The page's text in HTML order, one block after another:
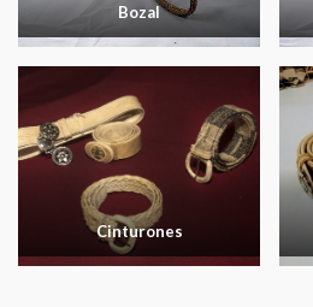
Bozal
Cinturones